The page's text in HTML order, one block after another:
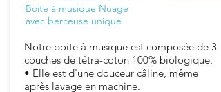
Boite à musique Nuage
avec berceuse unique
Notre boite à musique est composée de 3
couches de tétra-coton 100% biologique.
• Elle est d'une douceur câline, même
après lavage en machine.